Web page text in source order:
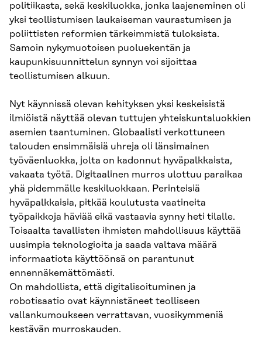
politiikasta, sekä keskiluokka, jonka laajeneminen oli
yksi teollistumisen laukaiseman vaurastumisen ja
poliittisten reformien tärkeimmistä tuloksista.
Samoin nykymuotoisen puoluekentän ja
kaupunkisuunnittelun synnyn voi sijoittaa
teollistumisen alkuun.
Nyt käynnissä olevan kehityksen yksi keskeisistä
ilmiöistä näyttää olevan tuttujen yhteiskuntaluokkien
asemien taantuminen. Globaalisti verkottuneen
talouden ensimmäisiä uhreja oli länsimainen
työväenluokka, jolta on kadonnut hyväpalkkaista,
vakaata työtä. Digitaalinen murros ulottuu paraikaa
yhä pidemmälle keskiluokkaan. Perinteisiä
hyväpalkkaisia, pitkää koulutusta vaatineita
työpaikkoja häviää eikä vastaavia synny heti tilalle.
Toisaalta tavallisten ihmisten mahdollisuus käyttää
uusimpia teknologioita ja saada valtava määrä
informaatiota käyttöönsä on parantunut
ennennäkemättömästi.
On mahdollista, että digitalisoituminen ja
robotisaatio ovat käynnistäneet teolliseen
vallankumoukseen verrattavan, vuosikymmeniä
kestävän murroskauden.